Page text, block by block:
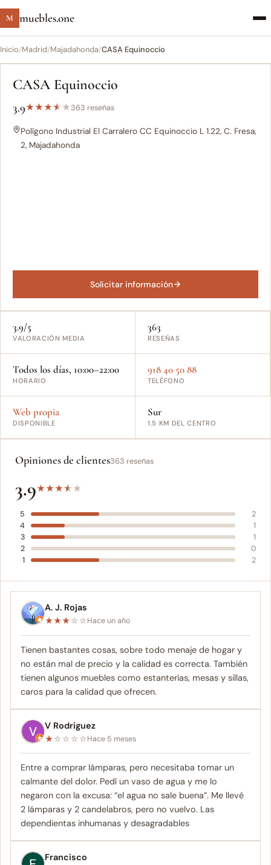
M muebles.one
Inicio/Madrid/Majadahonda/CASA Equinoccio
CASA Equinoccio
3.9★★★★ ★363 reseñas
Polígono Industrial El Carralero CC Equinoccio L 1.22, C. Fresa,
2, Majadahonda
Solicitar información
3.9/5
VALORACIÓN MEDIA
363
RESEÑAS
Todos los días, 10:00–22:00
HORARIO
918 40 50 88
TELÉFONO
Web propia
DISPONIBLE
Sur
1.5 KM DEL CENTRO
Opiniones de clientes363 reseñas
3.9★★★★ ★
5
2
4
1
3
1
2
0
1
2
A. J. Rojas
★★★☆☆Hace un año
Tienen bastantes cosas, sobre todo menaje de hogar y
no están mal de precio y la calidad es correcta. También
tienen algunos muebles como estanterías, mesas y sillas,
caros para la calidad que ofrecen.
V Rodriguez
★☆☆☆☆Hace 5 meses
Entre a comprar lámparas, pero necesitaba tomar un
calmante del dolor. Pedí un vaso de agua y me lo
negaron con la excusa: “el agua no sale buena”. Me llevé
2 lámparas y 2 candelabros, pero no vuelvo. Las
dependientas inhumanas y desagradables
Francisco